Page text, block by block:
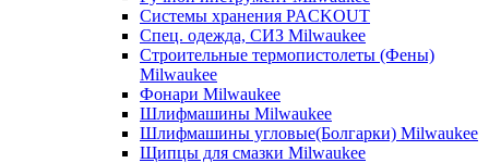
Системы хранения PACKOUT
Спец. одежда, СИЗ Milwaukee
Строительные термопистолеты (Фены)
Milwaukee
Фонари Milwaukee
Шлифмашины Milwaukee
Шлифмашины угловые(Болгарки) Milwaukee
Щипцы для смазки Milwaukee